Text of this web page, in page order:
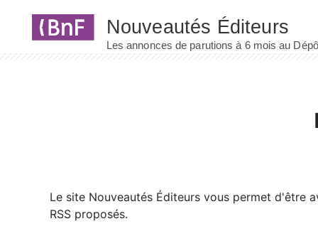
Le site Nouveautés Éditeurs vous permet d'être
RSS proposés.